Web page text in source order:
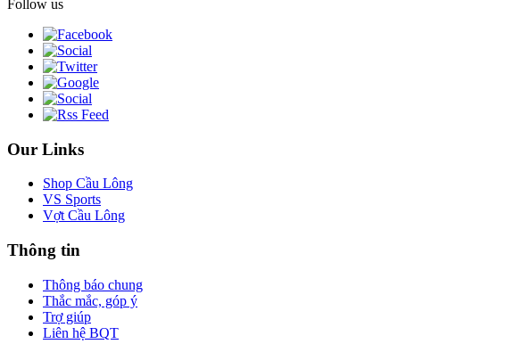
Follow us
Our Links
Shop Cầu Lông
VS Sports
Vợt Cầu Lông
Thông tin
Thông báo chung
Thắc mắc, góp ý
Trợ giúp
Liên hệ BQT